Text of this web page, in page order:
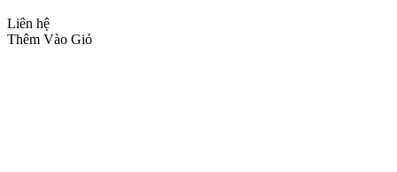
Liên hệ
Thêm Vào Giỏ